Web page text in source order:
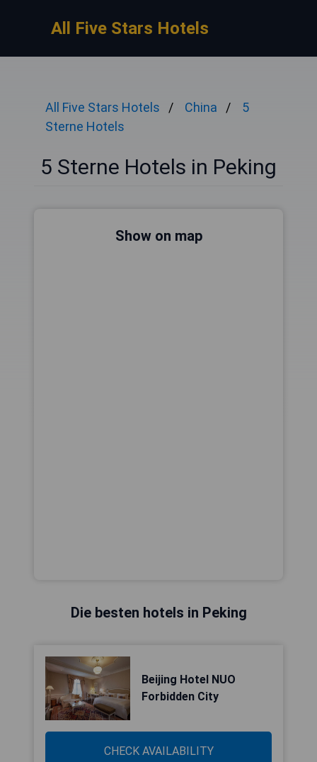
All Five Stars Hotels
All Five Stars Hotels China
5
Sterne Hotels
5 Sterne Hotels in Peking
Show on map
Die besten hotels in Peking
Beijing Hotel NUO
Forbidden City
CHECK AVAILABILITY